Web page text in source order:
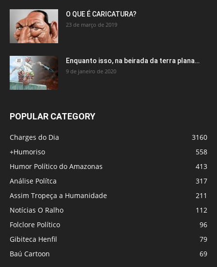
O QUE É CARICATURA?
23 de março de 2019
Enquanto isso, na beirada da terra plana…
9 de janeiro de 2020
POPULAR CATEGORY
Charges do Dia
3160
+Humoriso
558
Humor Político do Amazonas
413
Análise Polítca
317
Assim Tropeça a Humanidade
211
Notícias O Ralho
112
Folclore Político
96
Gibiteca Henfil
79
Baú Cartoon
69